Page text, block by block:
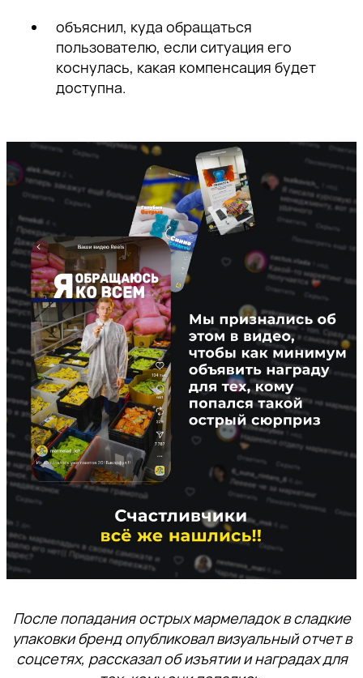
объяснил, куда обращаться
пользователю, если ситуация его
коснулась, какая компенсация будет
доступна.
После попадания острых мармеладок в сладкие
упаковки бренд опубликовал визуальный отчет в
соцсетях, рассказал об изъятии и наградах для